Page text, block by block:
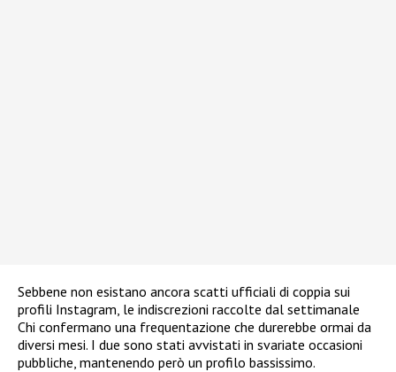
Sebbene non esistano ancora scatti ufficiali di coppia sui
profili Instagram, le indiscrezioni raccolte dal settimanale
Chi confermano una frequentazione che durerebbe ormai da
diversi mesi. I due sono stati avvistati in svariate occasioni
pubbliche, mantenendo però un profilo bassissimo.